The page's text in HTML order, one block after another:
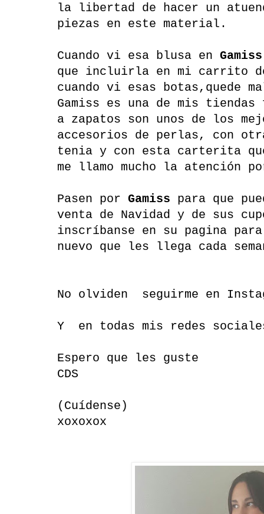
la libertad de hacer un
piezas en este material.
Cuando vi esa blusa en Gamiss
que incluirla en mi carrito
cuando vi esas botas,quede
Gamiss es una de mis
a zapatos son unos de los
accesorios de perlas, con
tenia y con esta carterita
me llamo mucho la atención
Pasen por Gamiss para que
venta de Navidad y de sus
inscríbanse en su pagina
nuevo que les llega cada
No olviden seguirme en
Y en todas mis redes
Espero que les guste
CDS
(Cuídense)
xoxoxox